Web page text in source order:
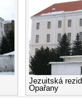
Jezuitská
Opařany